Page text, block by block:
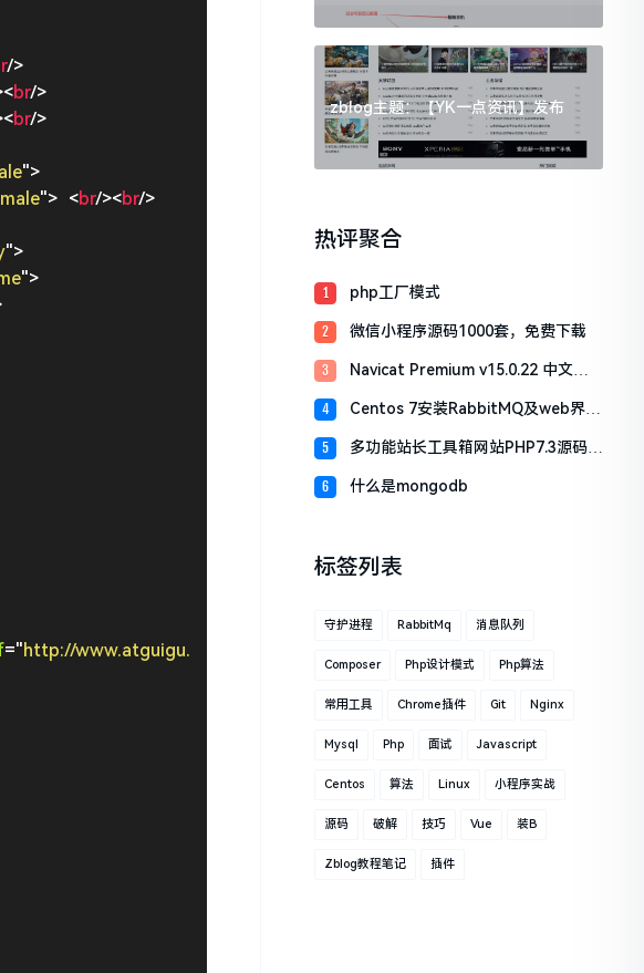
/>
<br/>
<br/>
">
"> <br/><br/>
">
">
="http://www.atguigu.com
zblog主题：【YK一点资讯】发布
热评聚合
1 php工厂模式
2 微信小程序源码1000套，免费下载
3
Navicat Premium v15.0.22 中文最
4
Centos 7安装RabbitMQ及web界面
5
多功能站长工具箱网站PHP7.3源码安
6 什么是mongodb
标签列表
守护进程 RabbitMq 消息队列
Composer Php设计模式 Php算法
常用工具 Chrome插件 Git Nginx
Mysql Php 面试 Javascript
Centos 算法 Linux 小程序实战
源码 破解 技巧 Vue 装B
Zblog教程笔记 插件